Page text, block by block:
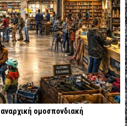
ομοσπονδιακή